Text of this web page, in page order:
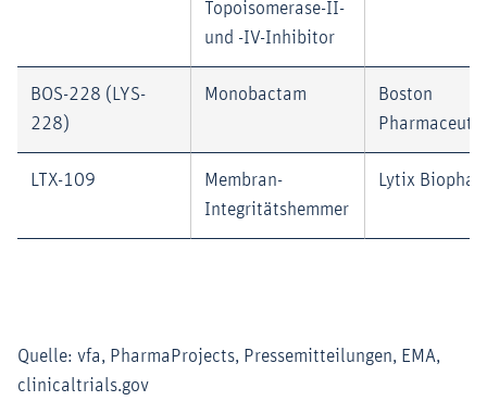
Topoisomerase-II-
und -IV-Inhibitor
BOS-228 (LYS-
228)
Monobactam
Boston
LTX-109
Membran-
Integritätshemmer
Lytix
Quelle: vfa, PharmaProjects, Pressemitteilungen, EMA,
clinicaltrials.gov